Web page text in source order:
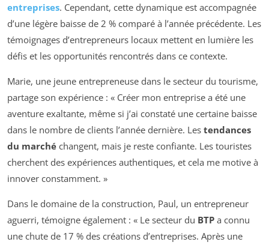
entreprises. Cependant, cette dynamique est accompagnée
d’une légère baisse de 2 % comparé à l’année précédente. Les
témoignages d’entrepreneurs locaux mettent en lumière les
défis et les opportunités rencontrés dans ce contexte.
Marie, une jeune entrepreneuse dans le secteur du tourisme,
partage son expérience : « Créer mon entreprise a été une
aventure exaltante, même si j’ai constaté une certaine baisse
dans le nombre de clients l’année dernière. Les tendances
du marché changent, mais je reste confiante. Les touristes
cherchent des expériences authentiques, et cela me motive à
innover constamment. »
Dans le domaine de la construction, Paul, un entrepreneur
aguerri, témoigne également : « Le secteur du BTP a connu
une chute de 17 % des créations d’entreprises. Après une